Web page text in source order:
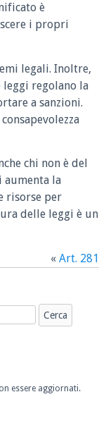
è
i propri
legali. Inoltre,
regolano la
a sanzioni.
chi non è del
aumenta la
risorse per
delle leggi è un
« Art. 281
essere aggiornati.